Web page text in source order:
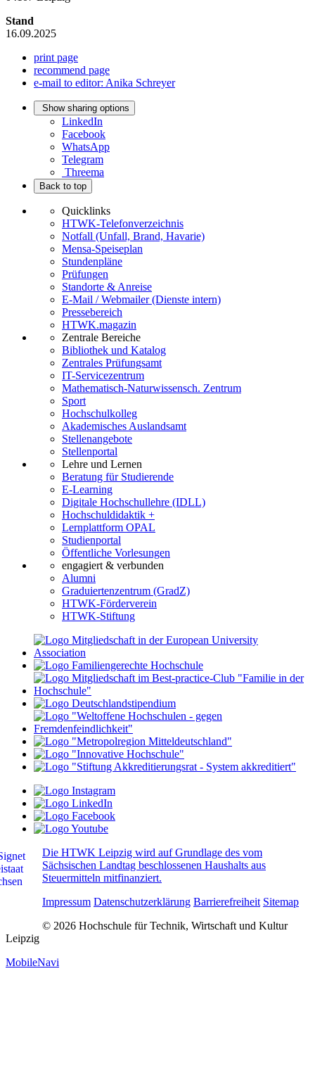
Stand
16.09.2025
print page
recommend page
e-mail to editor: Anika Schreyer
Show sharing options
LinkedIn
Facebook
WhatsApp
Telegram
Threema
Back to top
Quicklinks
HTWK-Telefonverzeichnis
Notfall (Unfall, Brand, Havarie)
Mensa-Speiseplan
Stundenpläne
Prüfungen
Standorte & Anreise
E-Mail / Webmailer (Dienste intern)
Pressebereich
HTWK.magazin
Zentrale Bereiche
Bibliothek und Katalog
Zentrales Prüfungsamt
IT-Servicezentrum
Mathematisch-Naturwissensch. Zentrum
Sport
Hochschulkolleg
Akademisches Auslandsamt
Stellenangebote
Stellenportal
Lehre und Lernen
Beratung für Studierende
E-Learning
Digitale Hochschullehre (IDLL)
Hochschuldidaktik +
Lernplattform OPAL
Studienportal
Öffentliche Vorlesungen
engagiert & verbunden
Alumni
Graduiertenzentrum (GradZ)
HTWK-Förderverein
HTWK-Stiftung
Die HTWK Leipzig wird auf Grundlage des vom
Sächsischen Landtag beschlossenen Haushalts aus
Steuermitteln mitfinanziert.
Impressum Datenschutzerklärung Barrierefreiheit Sitemap
© 2026 Hochschule für Technik, Wirtschaft und Kultur
Leipzig
MobileNavi